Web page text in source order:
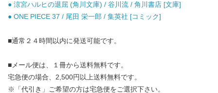
● 涼宮ハルヒの退屈 (角川文庫) / 谷川流 / 角川書店 [文庫]
● ONE PIECE 37 / 尾田 栄一郎 / 集英社 [コミック]
■通常２４時間以内に発送可能です。
■メール便は、１冊から送料無料です。
宅急便の場合、2,500円以上送料無料です。
※「代引き」ご希望の方は宅急便をご選択下さい。